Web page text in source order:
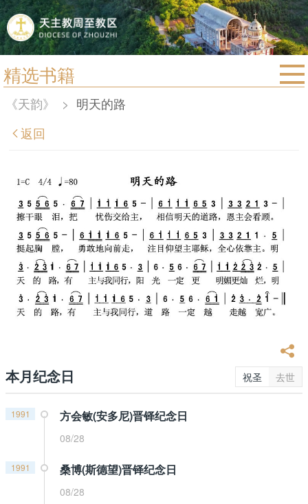
精选书籍
首页
宗教法规
教区简介
信仰文萃
教会圣月
《天韵》 > 明天的路
返回
本月纪念日 祝圣 去世
1991 方会敏(安多尼)晋铎纪念日
08/28
1991 桑博(斯德望)晋铎纪念日
08/28